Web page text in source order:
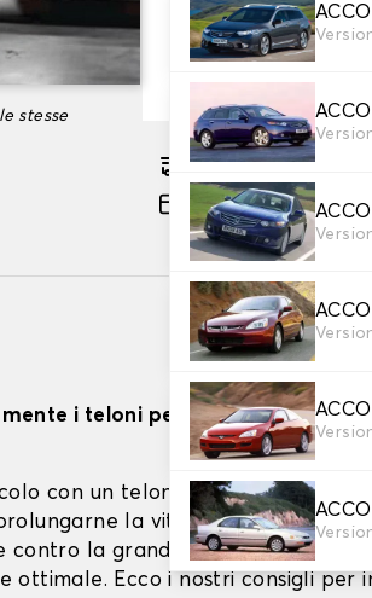
stesse
66,08 €
Consegna gratuita
Pagamento in 3x
i teloni per auto (interno,
con un telone adatto è
la vita. Che si tratti di
contro la grandine, la corretta
ottimale. Ecco i nostri consigli per